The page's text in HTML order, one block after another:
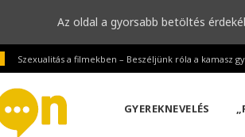
Szexualitás a filmekben – Beszéljünk róla a kamasz
GYEREKNEVELÉS
Az oldal a gyorsabb betöltés